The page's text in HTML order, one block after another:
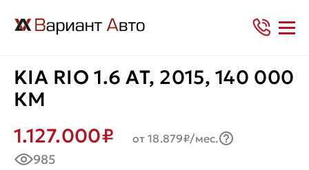
KIA RIO 1.6 AT, 2015, 140 000
КМ
1.127.000₽
от 18.879₽/мес.
985